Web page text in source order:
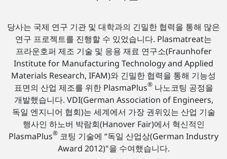
당사는 국제 연구 기관 및 대학과의 긴밀한 협력을 통해 많은
연구 프로젝트를 진행할 수 있었습니다. Plasmatreat는
프라운호퍼 제조 기술 및 응용 재료 연구소(Fraunhofer
Institute for Manufacturing Technology and Applied
Materials Research, IFAM)와 긴밀한 협력을 통해 기능성
표면의 산업 제조를 위한 PlasmaPlus®나노코팅 공정을
개발했습니다. VDI(German Association of Engineers,
독일 엔지니어 협회)는 세계에서 가장 권위있는 산업 기술
행사인 하노버 박람회(Hanover Fair)에서 혁신적인
PlasmaPlus® 코팅 기술에 “독일 산업상(German Industry
Award 2012)"을 수여했습니다.